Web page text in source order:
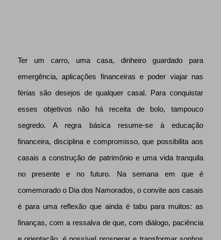
Ter um carro, uma casa, dinheiro guardado para
emergência, aplicações financeiras e poder viajar nas
férias são desejos de qualquer casal. Para conquistar
esses objetivos não há receita de bolo, tampouco
segredo. A regra básica resume-se à educação
financeira, disciplina e compromisso, que possibilita aos
casais a construção de patrimônio e uma vida tranquila
no presente e no futuro. Na semana em que é
comemorado o Dia dos Namorados, o convite aos casais
é para uma reflexão que ainda é tabu para muitos: as
finanças, com a ressalva de que, com diálogo, paciência